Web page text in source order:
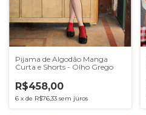
Pijama de Algodão Manga
Curta e Shorts - Olho Grego
R$458,00
6 x de R$76,33 sem juros